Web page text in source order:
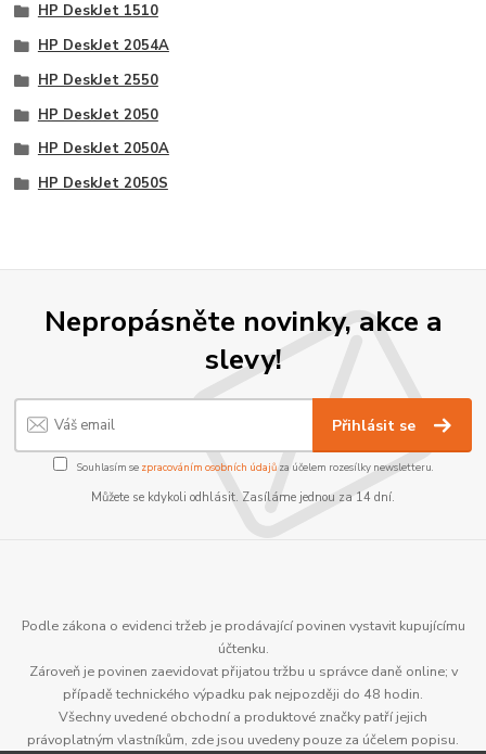
HP DeskJet 1510
HP DeskJet 2054A
HP DeskJet 2550
HP DeskJet 2050
HP DeskJet 2050A
HP DeskJet 2050S
Nepropásněte novinky, akce a
slevy!
Přihlásit se
Souhlasím se zpracováním osobních údajůza účelem rozesílky newsletteru.
Můžete se kdykoli odhlásit. Zasíláme jednou za 14 dní.
Podle zákona o evidenci tržeb je prodávající povinen vystavit kupujícímu
účtenku.
Zároveň je povinen zaevidovat přijatou tržbu u správce daně online; v
případě technického výpadku pak nejpozději do 48 hodin.
Všechny uvedené obchodní a produktové značky patří jejich
právoplatným vlastníkům, zde jsou uvedeny pouze za účelem popisu.